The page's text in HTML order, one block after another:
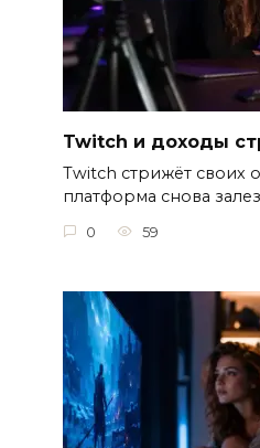
Twitch и доходы
Twitch стрижёт своих
платформа снова
0 59